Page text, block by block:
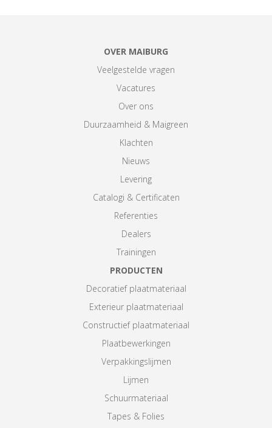
OVER MAIBURG
Veelgestelde vragen
Vacatures
Over ons
Duurzaamheid & Maigreen
Klachten
Nieuws
Levering
Catalogi & Certificaten
Referenties
Dealers
Trainingen
PRODUCTEN
Decoratief plaatmateriaal
Exterieur plaatmateriaal
Constructief plaatmateriaal
Plaatbewerkingen
Verpakkingslijmen
Lijmen
Schuurmateriaal
Tapes & Folies